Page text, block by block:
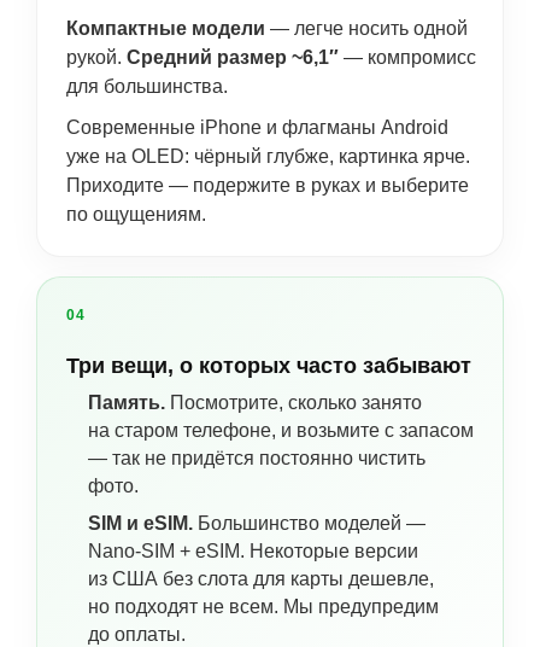
Компактные модели — легче носить одной
рукой. Средний размер ~6,1″ — компромисс
для большинства.
Современные iPhone и флагманы Android
уже на OLED: чёрный глубже, картинка ярче.
Приходите — подержите в руках и выберите
по ощущениям.
04
Три вещи, о которых часто забывают
Память. Посмотрите, сколько занято
на старом телефоне, и возьмите с запасом
— так не придётся постоянно чистить
фото.
SIM и eSIM. Большинство моделей —
Nano-SIM + eSIM. Некоторые версии
из США без слота для карты дешевле,
но подходят не всем. Мы предупредим
до оплаты.